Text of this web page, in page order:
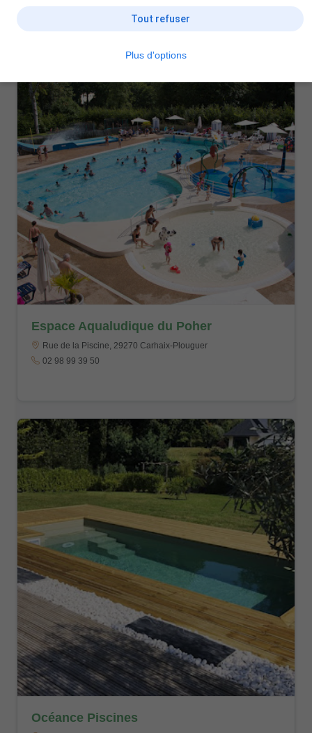
Espace Aqualudique du Poher
Rue de la Piscine, 29270 Carhaix-Plouguer
02 98 99 39 50
Océance Piscines
Tout refuser
Plus d'options